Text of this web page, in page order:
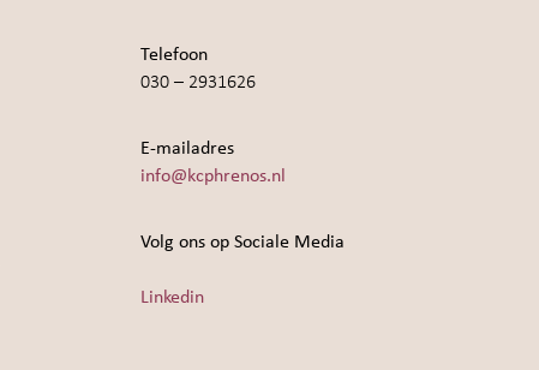
Telefoon
030 – 2931626
E-mailadres
info@kcphrenos.nl
Volg ons op Sociale Media
Linkedin